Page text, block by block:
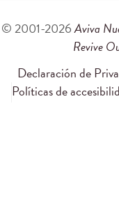
© 2001-2026Aviva
Revive
Declaración de
Políticas de